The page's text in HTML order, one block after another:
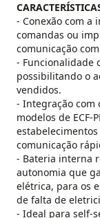
- Conexão com a
comandas ou
comunicação com
- Funcionalidade
possibilitando o
vendidos.
- Integração com
modelos de ECF-
comunicação
- Bateria interna
autonomia que
elétrica, para os
de falta de
- Ideal para self-